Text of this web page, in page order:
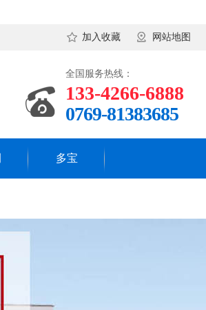
加入收藏 网站地图
全国服务热线：
133-4266-6888
0769-81383685
多宝